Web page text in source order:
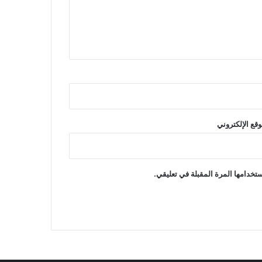
الإلكتروني
المرة المقبلة في تعليقي.